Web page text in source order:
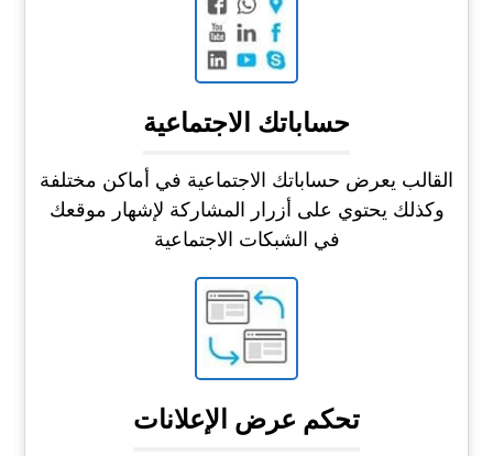
حساباتك الاجتماعية
القالب يعرض حساباتك الاجتماعية في أماكن مختلفة
وكذلك يحتوي على أزرار المشاركة لإشهار موقعك
في الشبكات الاجتماعية
تحكم عرض الإعلانات